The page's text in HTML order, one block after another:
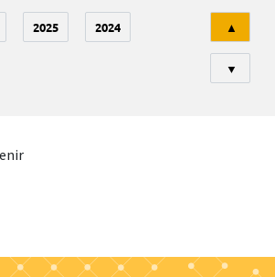
2025 2024 ▲
▼